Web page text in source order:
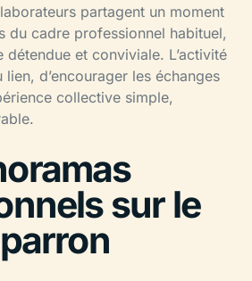
partagent un moment
du cadre professionnel habituel,
détendue et conviviale. L’activité
d’encourager les échanges
collective simple,
sur le